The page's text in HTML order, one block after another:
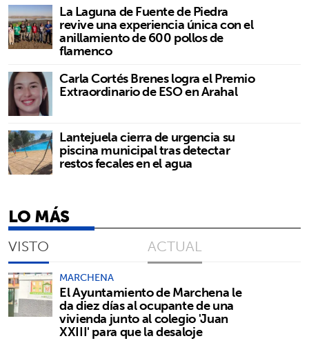
La Laguna de Fuente de Piedra
revive una experiencia única con el
anillamiento de 600 pollos de
flamenco
Carla Cortés Brenes logra el Premio
Extraordinario de ESO en Arahal
Lantejuela cierra de urgencia su
piscina municipal tras detectar
restos fecales en el agua
LO MÁS
VISTO ACTUAL
MARCHENA
El Ayuntamiento de Marchena le
da diez días al ocupante de una
vivienda junto al colegio 'Juan
XXIII' para que la desaloje